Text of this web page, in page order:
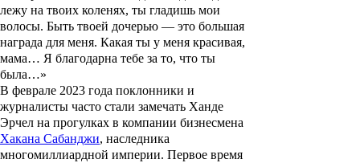
лежу на твоих коленях, ты гладишь мои
волосы. Быть твоей дочерью — это большая
награда для меня. Какая ты у меня красивая,
мама… Я благодарна тебе за то, что ты
была…»
В феврале 2023 года поклонники и
журналисты часто стали замечать Ханде
Эрчел на прогулках в компании бизнесмена
Хакана Сабанджи, наследника
многомиллиардной империи. Первое время